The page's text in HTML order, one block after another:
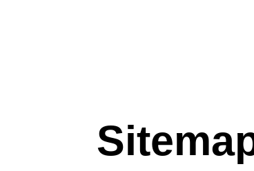
Display annoncering
YouTube annoncering